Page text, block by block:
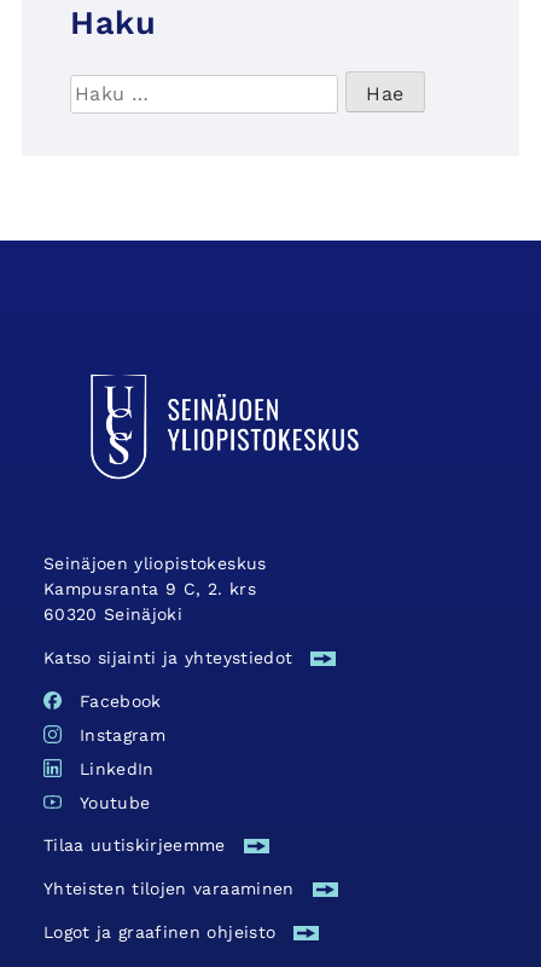
Haku
Haku:
Seinäjoen yliopistokeskus
Kampusranta 9 C, 2. krs
60320 Seinäjoki
Katso sijainti ja yhteystiedot
Facebook
Instagram
LinkedIn
Youtube
Tilaa uutiskirjeemme
Yhteisten tilojen varaaminen
Logot ja graafinen ohjeisto